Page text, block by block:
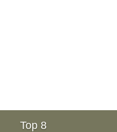
Top 8